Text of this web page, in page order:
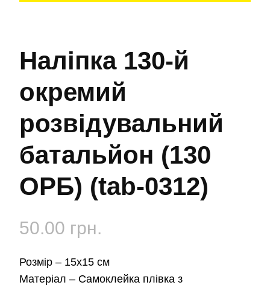
Наліпка 130-й
окремий
розвідувальний
батальйон (130
ОРБ) (tab-0312)
50.00 грн.
Розмір – 15х15 см
Матеріал – Самоклейка плівка з